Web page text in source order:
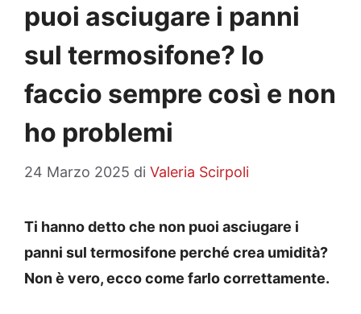
puoi asciugare i panni
sul termosifone? Io
faccio sempre così e non
ho problemi
24 Marzo 2025 di Valeria Scirpoli
Ti hanno detto che non puoi asciugare i
panni sul termosifone perché crea umidità?
Non è vero, ecco come farlo correttamente.